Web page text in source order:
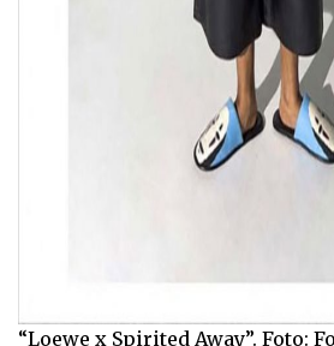
“Loewe x Spirited Away”. Foto: